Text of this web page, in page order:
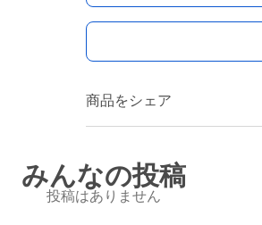
商品をシェア
みんなの投稿
投稿はありません